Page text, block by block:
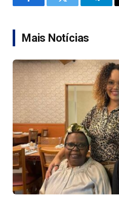
FacebookTwitter
Mais Notícias